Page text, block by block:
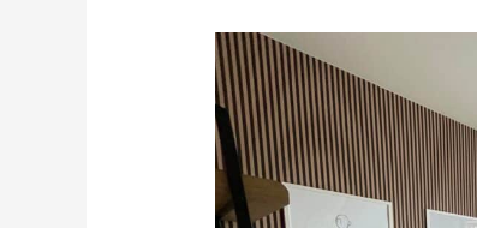
Psycholog
Ochota
Włochy